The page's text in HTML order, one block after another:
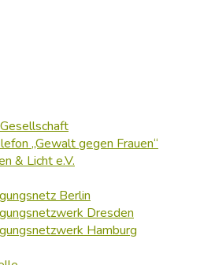
„Gewalt gegen Frauen“
& Licht e.V.
Berlin
Dresden
Hamburg